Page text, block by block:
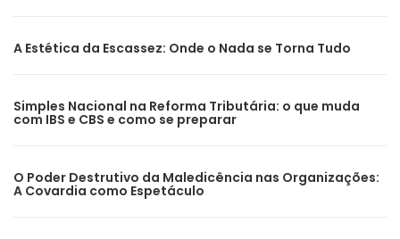
A Estética da Escassez: Onde o Nada se Torna Tudo
Simples Nacional na Reforma Tributária: o que muda
com IBS e CBS e como se preparar
O Poder Destrutivo da Maledicência nas Organizações:
A Covardia como Espetáculo